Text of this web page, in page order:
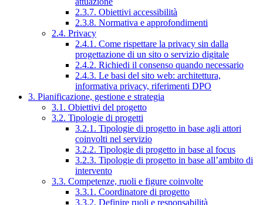
2.3.7. Obiettivi accessibilità
2.3.8. Normativa e approfondimenti
2.4. Privacy
2.4.1. Come rispettare la privacy sin dalla
progettazione di un sito o servizio digitale
2.4.2. Richiedi il consenso quando necessario
2.4.3. Le basi del sito web: architettura,
informativa privacy, riferimenti DPO
3. Pianificazione, gestione e strategia
3.1. Obiettivi del progetto
3.2. Tipologie di progetti
3.2.1. Tipologie di progetto in base agli attori
coinvolti nel servizio
3.2.2. Tipologie di progetto in base al focus
3.2.3. Tipologie di progetto in base all’ambito di
intervento
3.3. Competenze, ruoli e figure coinvolte
3.3.1. Coordinatore di progetto
3.3.2. Definire ruoli e responsabilità